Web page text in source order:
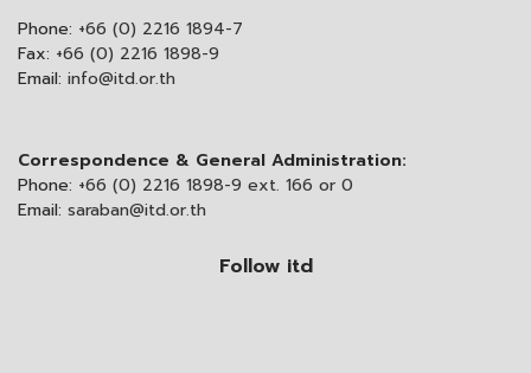
Phone: +66 (0) 2216 1894-7
Fax: +66 (0) 2216 1898-9
Email: info@itd.or.th
Correspondence & General Administration:
Phone: +66 (0) 2216 1898-9 ext. 166 or 0
Email: saraban@itd.or.th
Follow itd